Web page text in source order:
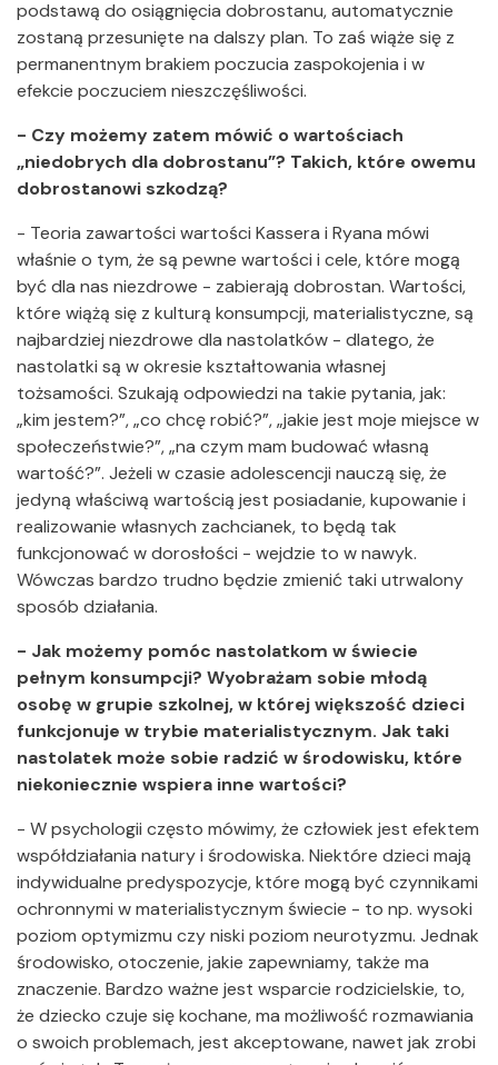
podstawą do osiągnięcia dobrostanu, automatycznie
zostaną przesunięte na dalszy plan. To zaś wiąże się z
permanentnym brakiem poczucia zaspokojenia i w
efekcie poczuciem nieszczęśliwości.
- Czy możemy zatem mówić o wartościach
„niedobrych dla dobrostanu”? Takich, które owemu
dobrostanowi szkodzą?
- Teoria zawartości wartości Kassera i Ryana mówi
właśnie o tym, że są pewne wartości i cele, które mogą
być dla nas niezdrowe - zabierają dobrostan. Wartości,
które wiążą się z kulturą konsumpcji, materialistyczne, są
najbardziej niezdrowe dla nastolatków - dlatego, że
nastolatki są w okresie kształtowania własnej
tożsamości. Szukają odpowiedzi na takie pytania, jak:
„kim jestem?”, „co chcę robić?”, „jakie jest moje miejsce w
społeczeństwie?”, „na czym mam budować własną
wartość?”. Jeżeli w czasie adolescencji nauczą się, że
jedyną właściwą wartością jest posiadanie, kupowanie i
realizowanie własnych zachcianek, to będą tak
funkcjonować w dorosłości - wejdzie to w nawyk.
Wówczas bardzo trudno będzie zmienić taki utrwalony
sposób działania.
- Jak możemy pomóc nastolatkom w świecie
pełnym konsumpcji? Wyobrażam sobie młodą
osobę w grupie szkolnej, w której większość dzieci
funkcjonuje w trybie materialistycznym. Jak taki
nastolatek może sobie radzić w środowisku, które
niekoniecznie wspiera inne wartości?
- W psychologii często mówimy, że człowiek jest efektem
współdziałania natury i środowiska. Niektóre dzieci mają
indywidualne predyspozycje, które mogą być czynnikami
ochronnymi w materialistycznym świecie - to np. wysoki
poziom optymizmu czy niski poziom neurotyzmu. Jednak
środowisko, otoczenie, jakie zapewniamy, także ma
znaczenie. Bardzo ważne jest wsparcie rodzicielskie, to,
że dziecko czuje się kochane, ma możliwość rozmawiania
o swoich problemach, jest akceptowane, nawet jak zrobi